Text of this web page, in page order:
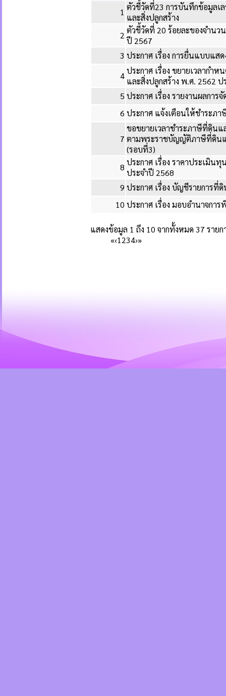
1 ตัวชี้วัดที่23 การบันทึกข้อมูลเ
และสิ่งปลูกสร้าง
2 ตัวชี้วัดที่ 20 ร้อยละของจำนว
ปี 2567
3 ประกาศ เรื่อง การยื่นแบบแส
4ประกาศ เรื่อง ขยายเวลากำ
และสิ่งปลูกสร้าง พ.ศ. 2562
5 ประกาศ เรื่อง รายงานผลการ
6 ประกาศ แจ้งเตือนให้ชำระภ
7
ขอขยายเวลาชำระภาษีที่ดินแ
ตามพระราชบัญญัติภาษีที่ดินแ
(รอบที่3)
8 ประกาศ เรื่อง ราคาประเมิน
ประจำปี 2568
9 ประกาศ เรื่อง บัญชีรายการที่
10 ประกาศ เรื่อง มอบอำนาจกา
แสดงข้อมูล 1 ถึง 10 จากทั้งหมด 37 รายก
«‹1234›»